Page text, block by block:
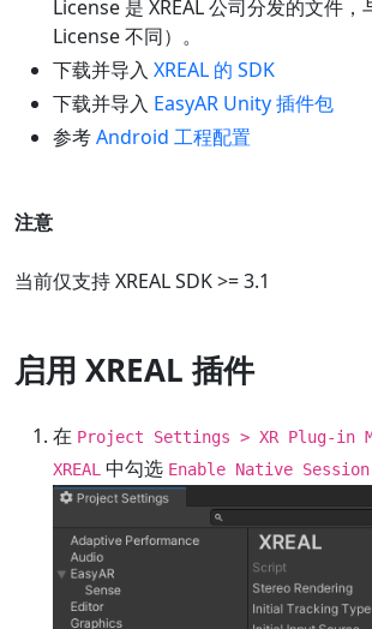
License 是 XREAL 公司分发的文件，
License 不同）。
下载并导入 XREAL 的 SDK
下载并导入 EasyAR Unity 插件包
参考Android 工程配置
注意
当前仅支持 XREAL SDK >= 3.1
启用 XREAL 插件
在 Project Settings > XR Plug-in
XREAL 中勾选 Enable Native Session